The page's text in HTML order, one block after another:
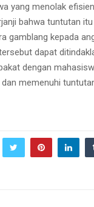
yang menolak
bahwa tuntutan itu
gamblang kepada
dapat
dengan
memenuhi